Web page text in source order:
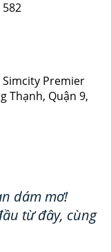
Simcity Premier
Thạnh, Quận 9,
dám mơ!
từ đây, cùng